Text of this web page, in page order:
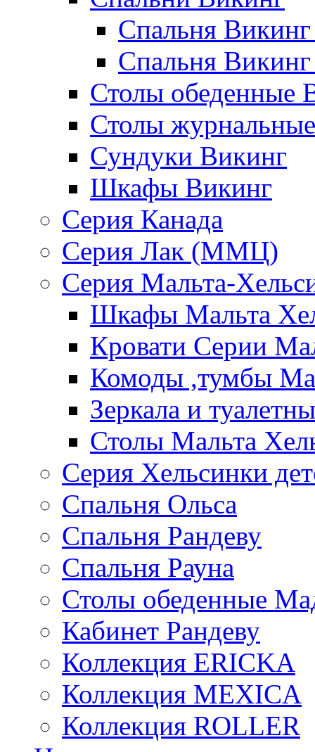
Спальня
Спальня
Столы обеденные
Столы
Сундуки Викинг
Шкафы Викинг
Серия Канада
Серия Лак (ММЦ)
Серия Мальта-
Шкафы Мальта
Кровати Серии
Комоды ,тумбы
Зеркала и
Столы Мальта
Серия Хельсинки
Спальня Ольса
Спальня Рандеву
Спальня Рауна
Столы обеденные
Кабинет Рандеву
Коллекция ERICKA
Коллекция MEXICA
Коллекция ROLLER